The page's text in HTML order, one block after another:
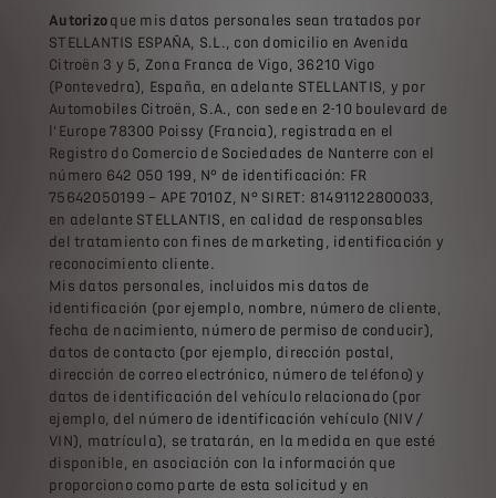
Autorizo que mis datos personales sean tratados por
STELLANTIS ESPAÑA, S.L., con domicilio en Avenida
Citroën 3 y 5, Zona Franca de Vigo, 36210 Vigo
(Pontevedra), España, en adelante STELLANTIS, y por
Automobiles Citroën, S.A., con sede en 2-10 boulevard de
l’Europe 78300 Poissy (Francia), registrada en el
Registro do Comercio de Sociedades de Nanterre con el
número 642 050 199, N° de identificación: FR
75642050199 – APE 7010Z, N° SIRET: 81491122800033,
en adelante STELLANTIS, en calidad de responsables
del tratamiento con fines de marketing, identificación y
reconocimiento cliente.
Mis datos personales, incluidos mis datos de
identificación (por ejemplo, nombre, número de cliente,
fecha de nacimiento, número de permiso de conducir),
datos de contacto (por ejemplo, dirección postal,
dirección de correo electrónico, número de teléfono) y
datos de identificación del vehículo relacionado (por
ejemplo, del número de identificación vehículo (NIV /
VIN), matrícula), se tratarán, en la medida en que esté
disponible, en asociación con la información que
proporciono como parte de esta solicitud y en